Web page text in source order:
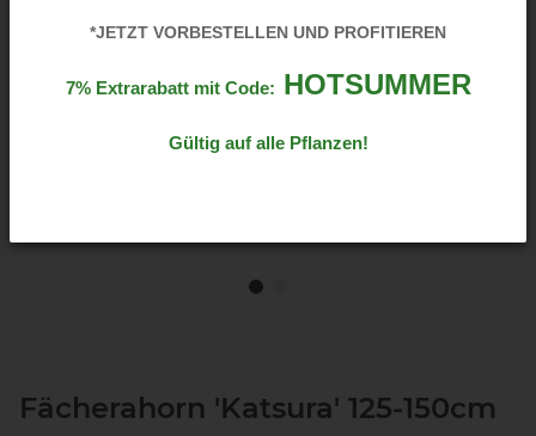
*JETZT VORBESTELLEN UND PROFITIEREN
7% Extrarabatt mit Code: HOTSUMMER
Gültig auf alle Pflanzen!
Fächerahorn 'Katsura' 125-150cm